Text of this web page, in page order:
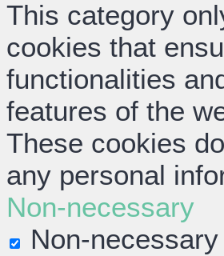
This category
cookies that
functionalities
features of the
These cookies
any personal
Non-necessary
Non-necessary